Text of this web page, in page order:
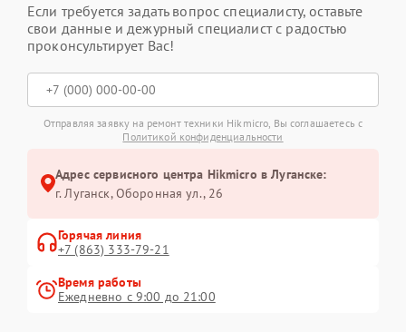
Если требуется задать вопрос специалисту, оставьте
свои данные и дежурный специалист с радостью
проконсультирует Вас!
Отправляя заявку на ремонт техники Hikmicro, Вы соглашаетесь с
Политикой конфиденциальности
Адрес сервисного центра Hikmicro в Луганске:
г. Луганск, Оборонная ул., 26
Горячая линия
+7 (863) 333-79-21
Время работы
Ежедневно с 9:00 до 21:00